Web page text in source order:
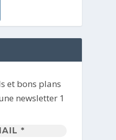
et bons plans
newsletter 1
Adresse